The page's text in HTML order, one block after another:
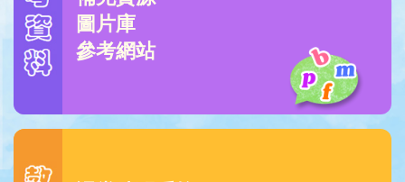
圖片庫
參考網站